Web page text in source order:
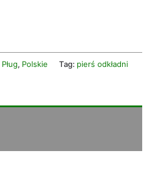
Pług, Polskie Tag: pierś odkładni